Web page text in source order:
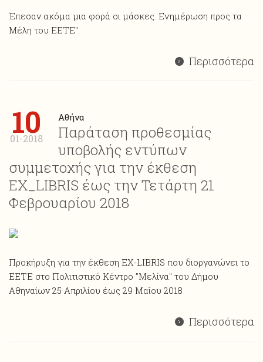
Έπεσαν ακόμα μια φορά οι μάσκες. Ενημέρωση προς τα
Μέλη του ΕΕΤΕ".
Περισσότερα
10
01-2018
Αθήνα
Παράταση προθεσμίας
υποβολής εντύπων
συμμετοχής για την έκθεση
ΕΧ_LIBRIS έως την Τετάρτη 21
Φεβρουαρίου 2018
Προκήρυξη για την έκθεση ΕΧ-LIBRIS που διοργανώνει το
ΕΕΤΕ στο Πολιτιστικό Κέντρο "Μελίνα" του Δήμου
Αθηναίων 25 Απριλίου έως 29 Μαΐου 2018
Περισσότερα